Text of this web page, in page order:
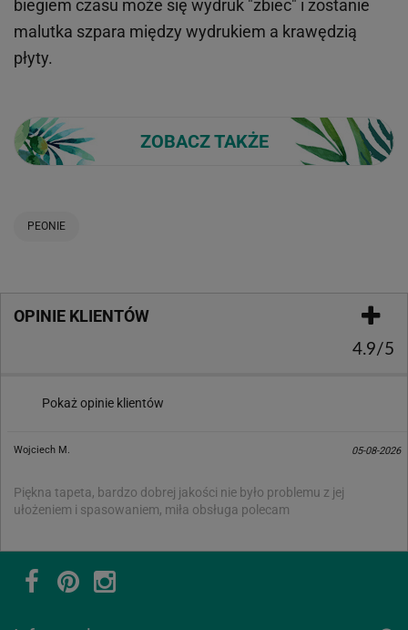
biegiem czasu może się wydruk "zbiec" i zostanie
malutka szpara między wydrukiem a krawędzią
płyty.
ZOBACZ TAKŻE
PEONIE
OPINIE KLIENTÓW
4.9/5
Pokaż opinie klientów
Wojciech M. 05-08-2026
Piękna tapeta, bardzo dobrej jakości nie było problemu z jej
ułożeniem i spasowaniem, miła obsługa polecam